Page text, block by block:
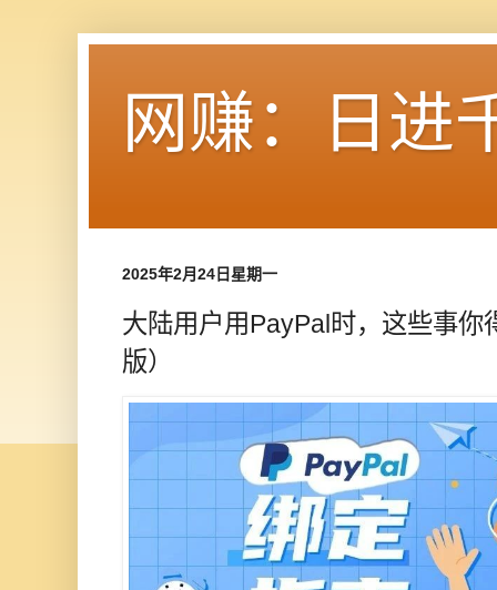
网赚：日进
2025年2月24日星期一
大陆用户用PayPal时，这些事你
版）